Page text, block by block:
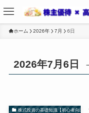
ホーム 2026年 7月 6日
2026年7月6日
株式投資の基礎知識【初心者向け】